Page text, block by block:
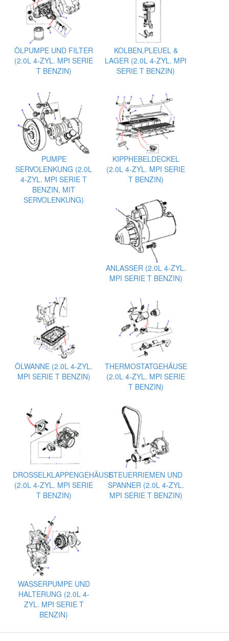
ÖLPUMPE UND FILTER
(2.0L 4-ZYL. MPI SERIE
T BENZIN)
KOLBEN,PLEUEL &
LAGER (2.0L 4-ZYL. MPI
SERIE T BENZIN)
PUMPE
SERVOLENKUNG (2.0L
4-ZYL. MPI SERIE T
BENZIN, MIT
SERVOLENKUNG)
KIPPHEBELDECKEL
(2.0L 4-ZYL. MPI SERIE
T BENZIN)
ANLASSER (2.0L 4-ZYL.
MPI SERIE T BENZIN)
ÖLWANNE (2.0L 4-ZYL.
MPI SERIE T BENZIN)
THERMOSTATGEHÄUSE
(2.0L 4-ZYL. MPI SERIE
T BENZIN)
DROSSELKLAPPENGEHÄUSE
(2.0L 4-ZYL. MPI SERIE
T BENZIN)
STEUERRIEMEN UND
SPANNER (2.0L 4-ZYL.
MPI SERIE T BENZIN)
WASSERPUMPE UND
HALTERUNG (2.0L 4-
ZYL. MPI SERIE T
BENZIN)